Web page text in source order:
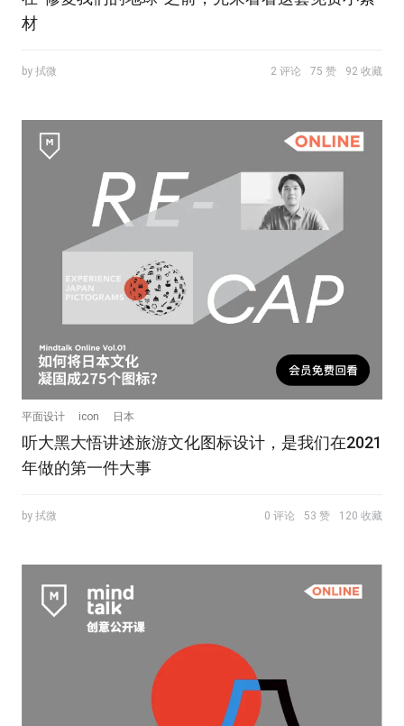
材
by 拭微 2 评论 75 赞 92 收藏
平面设计 icon 日本
听大黑大悟讲述旅游文化图标设计，是我们在2021
年做的第一件大事
by 拭微 0 评论 53 赞 120 收藏